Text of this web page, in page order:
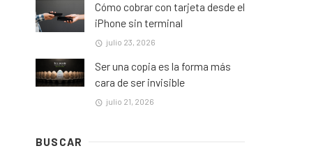
Cómo cobrar con tarjeta desde el
iPhone sin terminal
julio 23, 2026
Ser una copia es la forma más
cara de ser invisible
julio 21, 2026
BUSCAR